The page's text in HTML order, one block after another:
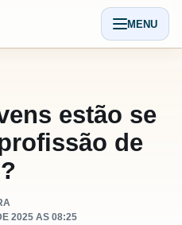
Abrir
MENU
estão se
de
2025 AS 08:25